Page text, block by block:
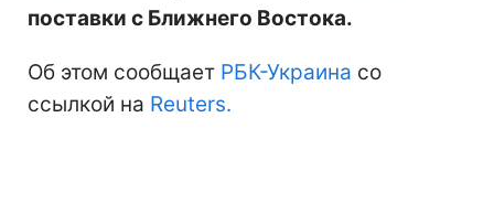
поставки с Ближнего Востока.
Об этом сообщает РБК-Украина со
ссылкой на Reuters.